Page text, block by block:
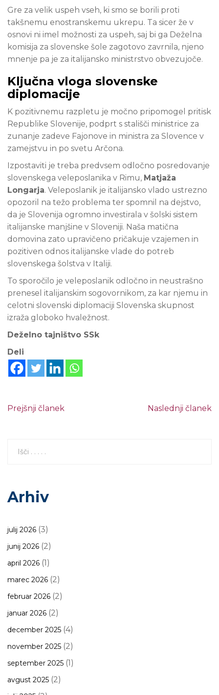
Gre za velik uspeh vseh, ki smo se borili proti
takšnemu enostranskemu ukrepu. Ta sicer že v
osnovi ni imel možnosti za uspeh, saj bi ga Deželna
komisija za slovenske šole zagotovo zavrnila, njeno
mnenje pa je za italijansko ministrstvo obvezujoče.
Ključna vloga slovenske
diplomacije
K pozitivnemu razpletu je močno pripomogel pritisk
Republike Slovenije, podprt s stališči ministrice za
zunanje zadeve Fajonove in ministra za Slovence v
zamejstvu in po svetu Arčona.
Izpostaviti je treba predvsem odločno posredovanje
slovenskega veleposlanika v Rimu, Matjaža
Longarja. Veleposlanik je italijansko vlado ustrezno
opozoril na težo problema ter spomnil na dejstvo,
da je Slovenija ogromno investirala v šolski sistem
italijanske manjšine v Sloveniji. Naša matična
domovina zato upravičeno pričakuje vzajemen in
pozitiven odnos italijanske vlade do potreb
slovenskega šolstva v Italiji.
To sporočilo je veleposlanik odločno in neustrašno
prenesel italijanskim sogovornikom, za kar njemu in
celotni slovenski diplomaciji Slovenska skupnost
izraža globoko hvaležnost.
Deželno tajništvo SSk
Deli
Prejšnji članek Naslednji članek
Arhiv
julij 2026 (3)
junij 2026 (2)
april 2026 (1)
marec 2026 (2)
februar 2026 (2)
januar 2026 (2)
december 2025 (4)
november 2025 (2)
september 2025 (1)
avgust 2025 (2)